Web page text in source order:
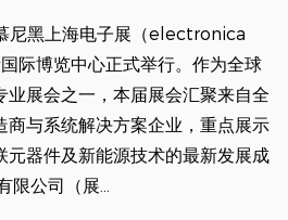
尼黑上海电子展（electronica
际博览中心正式举行。作为全球
业展会之一，本届展会汇聚来自全
商与系统解决方案企业，重点展示
元器件及新能源技术的最新发展成
公司（展...